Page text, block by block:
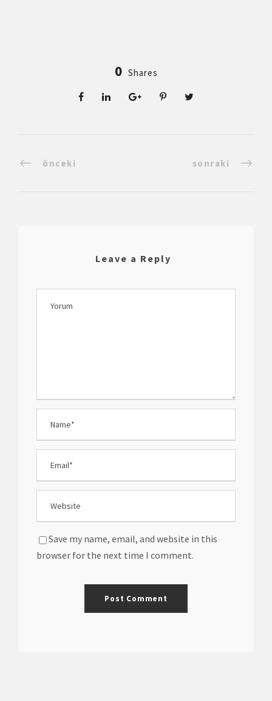
0 Shares
önceki sonraki
Leave a Reply
Save my name, email, and website in this
browser for the next time I comment.